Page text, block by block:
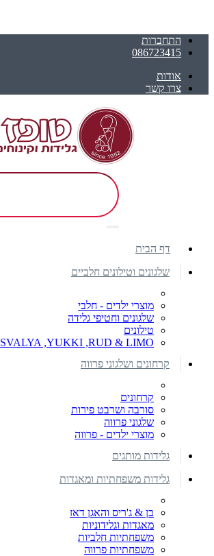
התחברות
086723415
אודות
צרו קשר
דף הבית
שלגונים וטילונים חלביים
מוצרי ילדים - חלבי
שלגונים וחטיפי גלידה
טילונים
SVALYA ,YUKKI ,RUD & LIMO
קרחונים ושלגוני פרווה
קרחונים
סורבה ושרבט פירות
שלגוני פרווה
מוצרי ילדים - פרווה
גלידות מותגים
גלידות משפחתיות ומאגדות
בן & ג'ריס והאגן דאז
מאגדות וגלידוניות
משפחתיות חלביות
משפחתיות פרווה